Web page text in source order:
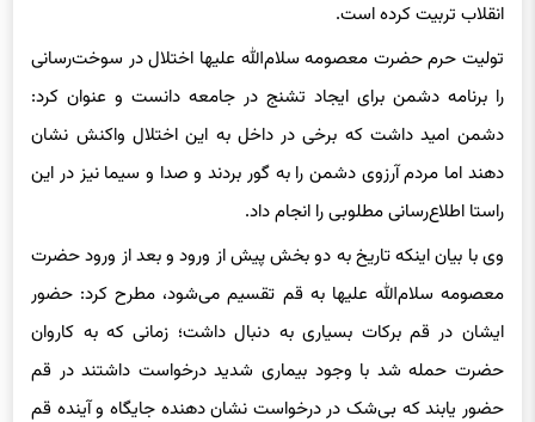
انقلاب اسلامی همانند شهید فهمیده‌ها را برای دفاع از آرمان‌های
انقلاب تربیت کرده است.
تولیت حرم حضرت معصومه سلام‌الله علیها اختلال در سوخت‌رسانی
را برنامه دشمن برای ایجاد تشنج در جامعه دانست و عنوان کرد:
دشمن امید داشت که برخی در داخل به این اختلال واکنش نشان
دهند اما مردم آرزوی دشمن را به گور بردند و صدا و سیما نیز در این
راستا اطلاع‌رسانی مطلوبی را انجام داد.
وی با بیان اینکه تاریخ به دو بخش پیش از ورود و بعد از ورود حضرت
معصومه سلام‌الله علیها به قم تقسیم می‌شود، مطرح کرد: حضور
ایشان در قم برکات بسیاری به دنبال داشت؛ زمانی که به کاروان
حضرت حمله شد با وجود بیماری شدید درخواست داشتند در قم